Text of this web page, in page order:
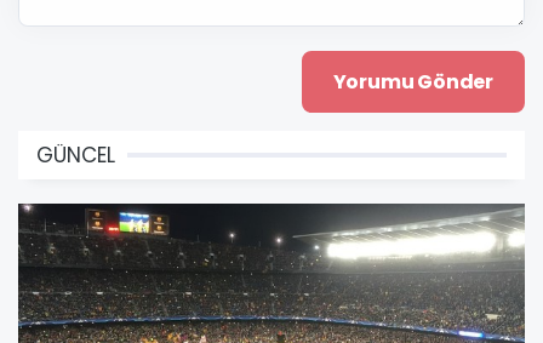
GÜNCEL